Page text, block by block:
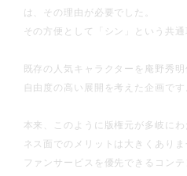
は、その理由が必要でした。
その方便として「シン」という共通
既存の人気キャラクターを庵野秀
自由度の高い展開を考えた企画です
本来、このように版権元が多岐に
ネス面でのメリットは大きくあり
ファンサービスを優先できるコン